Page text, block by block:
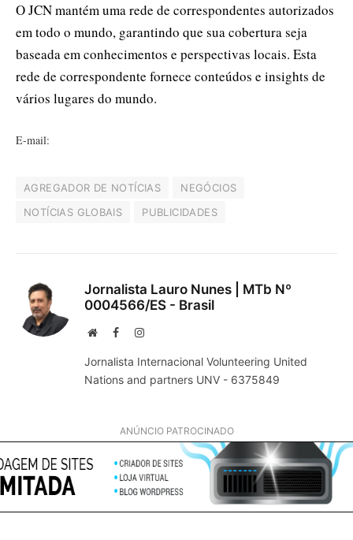
O JCN mantém uma rede de correspondentes autorizados
em todo o mundo, garantindo que sua cobertura seja
baseada em conhecimentos e perspectivas locais. Esta
rede de correspondente fornece conteúdos e insights de
vários lugares do mundo.
E-mail:
AGREGADOR DE NOTÍCIAS
NEGÓCIOS
NOTÍCIAS GLOBAIS
PUBLICIDADES
Jornalista Lauro Nunes | MTb Nº
0004566/ES - Brasil
WebsiteFacebookInstagram
Jornalista Internacional Volunteering United
Nations and partners UNV - 6375849
ANÚNCIO PATROCINADO